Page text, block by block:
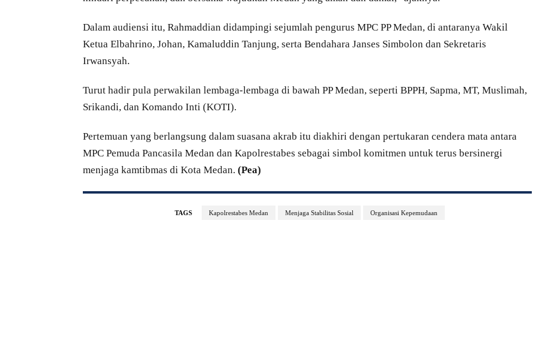
Dalam audiensi itu, Rahmaddian didampingi sejumlah pengurus MPC PP Medan, di antaranya Wakil
Ketua Elbahrino, Johan, Kamaluddin Tanjung, serta Bendahara Janses Simbolon dan Sekretaris
Irwansyah.
Turut hadir pula perwakilan lembaga-lembaga di bawah PP Medan, seperti BPPH, Sapma, MT, Muslimah,
Srikandi, dan Komando Inti (KOTI).
Pertemuan yang berlangsung dalam suasana akrab itu diakhiri dengan pertukaran cendera mata antara
MPC Pemuda Pancasila Medan dan Kapolrestabes sebagai simbol komitmen untuk terus bersinergi
menjaga kamtibmas di Kota Medan. (Pea)
TAGS Kapolrestabes Medan Menjaga Stabilitas Sosial Organisasi Kepemudaan